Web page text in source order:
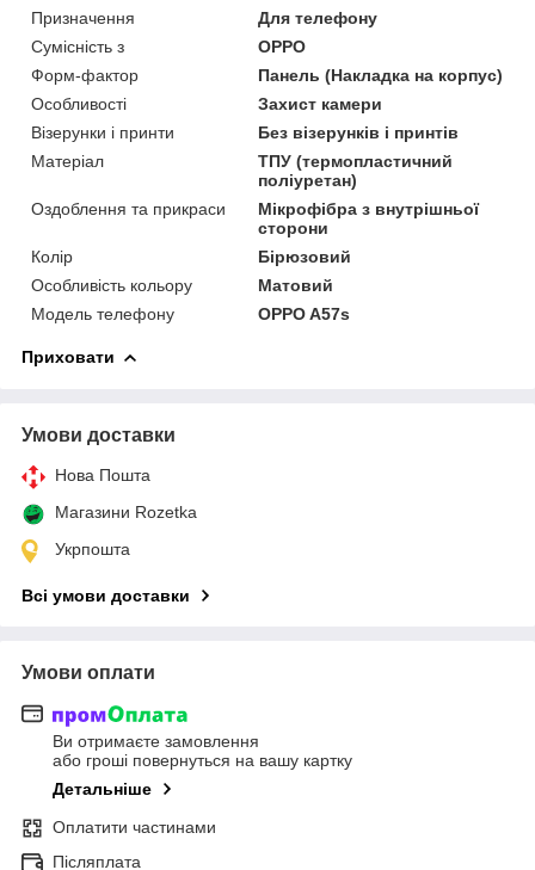
Призначення
Для телефону
Сумісність з
OPPO
Форм-фактор
Панель (Накладка на корпус)
Особливості
Захист камери
Візерунки і принти
Без візерунків і принтів
Матеріал
ТПУ (термопластичний
поліуретан)
Оздоблення та прикраси
Мікрофібра з внутрішньої
сторони
Колір
Бірюзовий
Особливість кольору
Матовий
Модель телефону
OPPO A57s
Приховати
Умови доставки
Нова Пошта
Магазини Rozetka
Укрпошта
Всі умови доставки
Умови оплати
Ви отримаєте замовлення
або гроші повернуться на вашу картку
Детальніше
Оплатити частинами
Післяплата